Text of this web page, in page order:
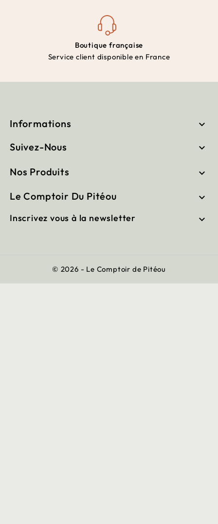
Boutique française
Service client disponible en France
Informations 
Suivez-Nous 
Nos Produits 
Le Comptoir Du Pitéou 
Inscrivez vous à la newsletter 
© 2026 - Le Comptoir de Pitéou